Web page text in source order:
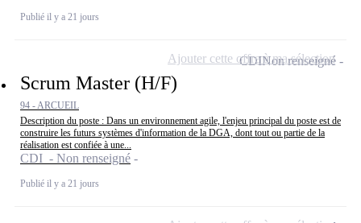
Publié il y a 21 jours
Scrum Master (H/F)
94 - ARCUEIL
Description du poste : Dans un environnement agile, l'enjeu principal du poste est de
construire les futurs systèmes d'information de la DGA, dont tout ou partie de la
réalisation est confiée à une...
CDI - Non renseigné
Publié il y a 21 jours
CDINon renseigné
Ajouter cette offre à ma sélection